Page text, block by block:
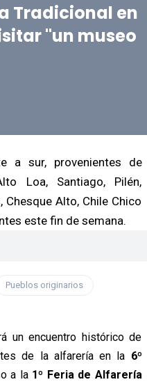
Tradicional en
"un museo
a sur, provenientes de
Loa, Santiago, Pilén,
Chesque Alto, Chile Chico
este fin de semana.
Pueblos originarios
un encuentro histórico de
de la alfarería en la 6º
a la 1º Feria de Alfarería